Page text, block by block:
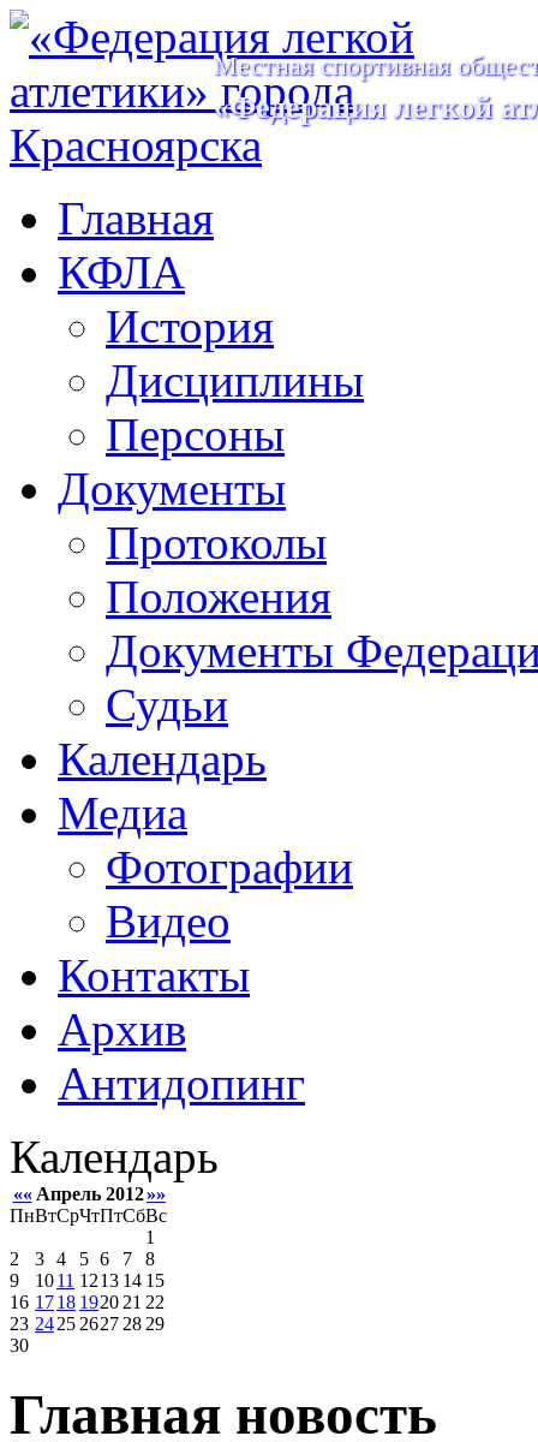
Местная спортивная
«Федерация легкой
Главная
КФЛА
История
Дисциплины
Персоны
Документы
Протоколы
Положения
Документы
Судьи
Календарь
Медиа
Фотографии
Видео
Контакты
Архив
Антидопинг
Календарь
«« Апрель 2012»»
ПнВтСрЧтПтСбВс
1
2
3 4 5 6 7
8
9
1011 1213 14 15
16 1718 1920 21 22
23 2425 2627 28 29
30
Главная новость